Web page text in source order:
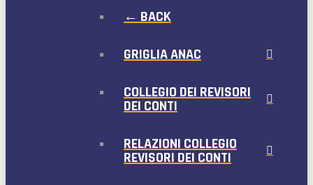
← BACK
GRIGLIA ANAC
COLLEGIO DEI REVISORI
DEI CONTI
RELAZIONI COLLEGIO
REVISORI DEI CONTI